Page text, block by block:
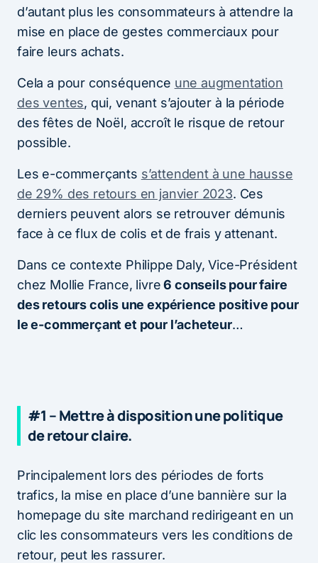
d’autant plus les consommateurs à attendre la
mise en place de gestes commerciaux pour
faire leurs achats.
Cela a pour conséquence une augmentation
des ventes, qui, venant s’ajouter à la période
des fêtes de Noël, accroît le risque de retour
possible.
Les e-commerçants s’attendent à une hausse
de 29% des retours en janvier 2023. Ces
derniers peuvent alors se retrouver démunis
face à ce flux de colis et de frais y attenant.
Dans ce contexte Philippe Daly, Vice-Président
chez Mollie France, livre6 conseils pour faire
des retours colis une expérience positive pour
le e-commerçant et pour l’acheteur…
#1 – Mettre à disposition une politique
de retour claire.
Principalement lors des périodes de forts
trafics, la mise en place d’une bannière sur la
homepage du site marchand redirigeant en un
clic les consommateurs vers les conditions de
retour, peut les rassurer.